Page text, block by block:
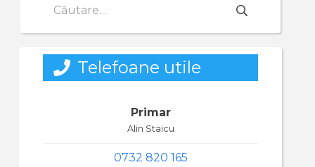
după:
Telefoane utile
Primar
Alin Staicu
0732 820 165